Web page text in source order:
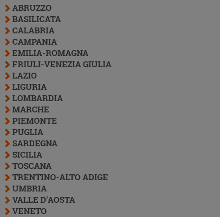
ABRUZZO
BASILICATA
CALABRIA
CAMPANIA
EMILIA-ROMAGNA
FRIULI-VENEZIA GIULIA
LAZIO
LIGURIA
LOMBARDIA
MARCHE
PIEMONTE
PUGLIA
SARDEGNA
SICILIA
TOSCANA
TRENTINO-ALTO ADIGE
UMBRIA
VALLE D'AOSTA
VENETO